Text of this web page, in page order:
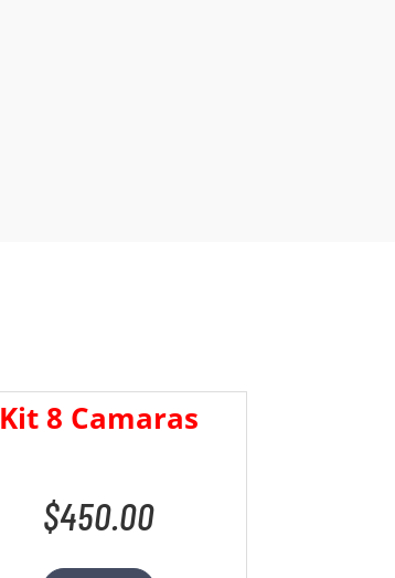
Kit 8 Camaras
$450.00